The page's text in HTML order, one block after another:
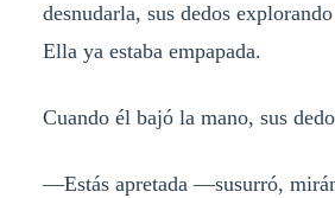
desnudarla, sus dedos
Ella ya estaba empapada.
Cuando él bajó la mano, sus
—Estás apretada —susurró,